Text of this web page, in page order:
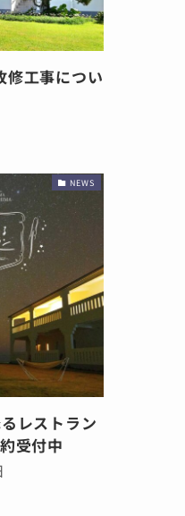
修工事につい
NEWS
レストラン
受付中